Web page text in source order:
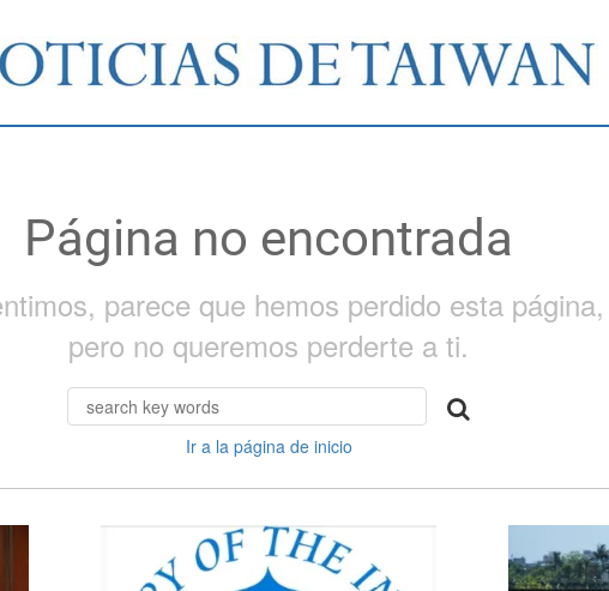
Página no encontrada
parece que hemos perdido esta página,
pero no queremos perderte a ti.
Ir a la página de inicio